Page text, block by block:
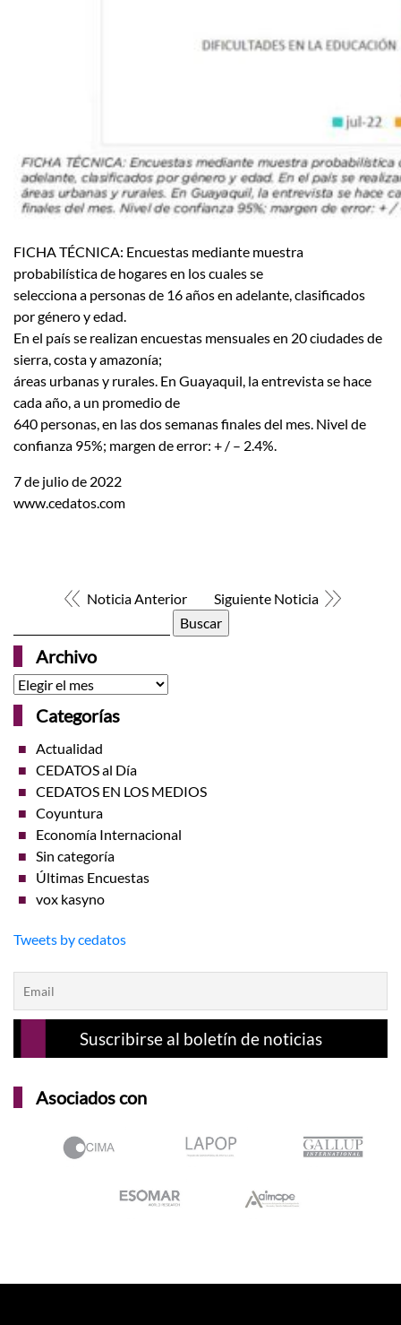
FICHA TÉCNICA: Encuestas mediante muestra
probabilística de hogares en los cuales se
selecciona a personas de 16 años en adelante, clasificados
por género y edad.
En el país se realizan encuestas mensuales en 20 ciudades de
sierra, costa y amazonía;
áreas urbanas y rurales. En Guayaquil, la entrevista se hace
cada año, a un promedio de
640 personas, en las dos semanas finales del mes. Nivel de
confianza 95%; margen de error: + / – 2.4%.
7 de julio de 2022
www.cedatos.com
Noticia Anterior
Siguiente Noticia
Archivo
Archivo
Categorías
Actualidad
CEDATOS al Día
CEDATOS EN LOS MEDIOS
Coyuntura
Economía Internacional
Sin categoría
Últimas Encuestas
vox kasyno
Tweets by cedatos
Asociados con